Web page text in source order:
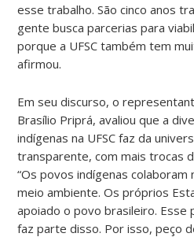
esse trabalho. São cinco anos
gente busca parcerias para
porque a UFSC também tem
afirmou.
Em seu discurso, o
Brasílio Priprá, avaliou que a
indígenas na UFSC faz da
transparente, com mais trocas
“Os povos indígenas colaboram
meio ambiente. Os próprios
apoiado o povo brasileiro. Esse
faz parte disso. Por isso, peço